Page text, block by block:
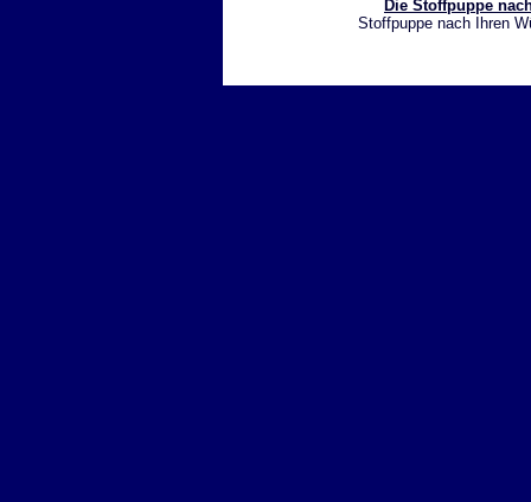
Die Stoffpuppe
Stoffpuppe nach Ihren